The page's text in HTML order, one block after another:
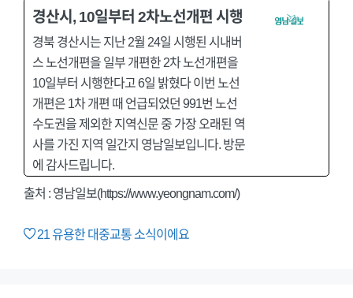
경산시, 10일부터 2차노선개편 시행
경북 경산시는 지난 2월 24일 시행된 시내버
스 노선개편을 일부 개편한 2차 노선개편을
10일부터 시행한다고 6일 밝혔다 이번 노선
개편은 1차 개편 때 언급되었던 991번 노선
수도권을 제외한 지역신문 중 가장 오래된 역
사를 가진 지역 일간지 영남일보입니다. 방문
에 감사드립니다.
출처 : 영남일보(https://www.yeongnam.com/)
21유용한 대중교통 소식이에요